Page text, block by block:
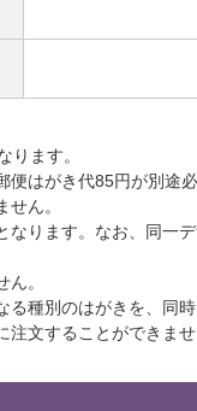
ます。
はがき代85円が別途必
ん。
ります。なお、同一
。
種別のはがきを、同時
文することができませ